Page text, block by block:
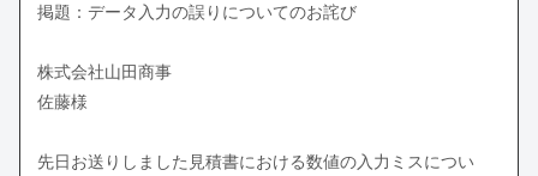
掲題：データ入力の誤りについてのお詫び
株式会社山田商事
佐藤様
先日お送りしました見積書における数値の入力ミスについ